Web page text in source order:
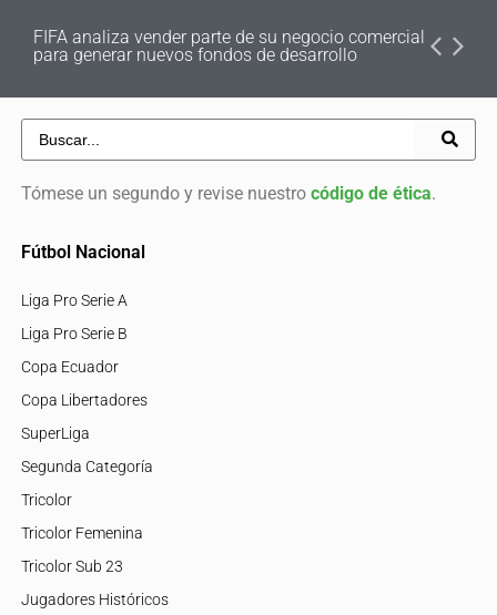
FIFA analiza vender parte de su negocio comercial
para generar nuevos fondos de desarrollo
Tómese un segundo y revise nuestro código de ética.
Fútbol Nacional
Liga Pro Serie A
Liga Pro Serie B
Copa Ecuador
Copa Libertadores
SuperLiga
Segunda Categoría
Tricolor
Tricolor Femenina
Tricolor Sub 23
Jugadores Históricos